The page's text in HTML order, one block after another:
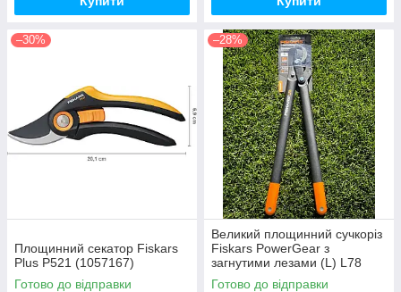
–30%
Площинний секатор Fiskars
Plus P521 (1057167)
Готово до відправки
–28%
Великий площинний сучкоріз
Fiskars PowerGear з
загнутими лезами (L) L78
112590
Готово до відправки